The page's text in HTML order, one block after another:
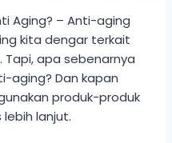
Aging? – Anti-aging
kita dengar terkait
apa sebenarnya
aging? Dan kapan
produk-produk
lanjut.